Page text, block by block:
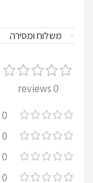
משלוח ומסירה
0 reviews
0
0
0
0